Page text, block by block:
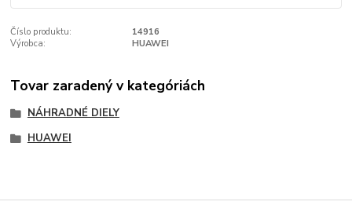
Číslo produktu:
14916
Výrobca:
HUAWEI
Tovar zaradený v kategóriách
NÁHRADNÉ DIELY
HUAWEI